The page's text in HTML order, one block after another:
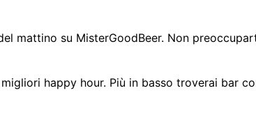
mattino su MisterGoodBeer. Non
happy hour. Più in basso troverai bar